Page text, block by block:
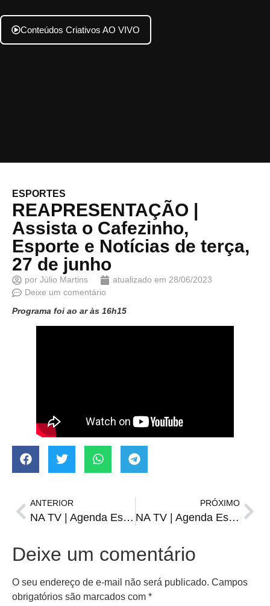
Conteúdos Criativos AO VIVO
ESPORTES
REAPRESENTAÇÃO |
Assista o Cafezinho,
Esporte e Notícias de terça,
27 de junho
por Júlio Martins atualizado em 28/06/2023
Deixe um comentário
Programa foi ao ar às 16h15
ANTERIOR
NA TV | Agenda Esportiva de terça-feira, 27 de junho
PRÓXIMO
NA TV | Agenda Esportiva de quarta-feira, 28 de junho
Deixe um comentário
O seu endereço de e-mail não será publicado. Campos
obrigatórios são marcados com *